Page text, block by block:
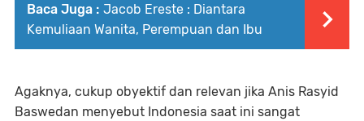
Baca Juga : Jacob Ereste : Diantara
Kemuliaan Wanita, Perempuan dan Ibu
Agaknya, cukup obyektif dan relevan jika Anis Rasyid
Baswedan menyebut Indonesia saat ini sangat